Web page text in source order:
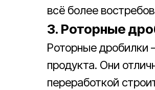
всё более
3. Роторные
Роторные дробилки
продукта. Они
переработкой